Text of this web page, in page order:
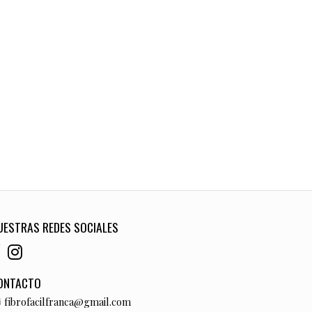
REDES SOCIALES
fibrofacilfranca@gmail.com